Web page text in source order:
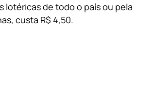
lotéricas de todo o país ou pela
custa R$ 4,50.